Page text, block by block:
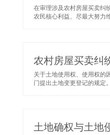
在审理涉及农村房屋买卖纠
农民核心利益、尽最大努力
农村房屋买卖纠
关于土地使用权、使用权的
门提出土地变更登记的规定
土地确权与土地